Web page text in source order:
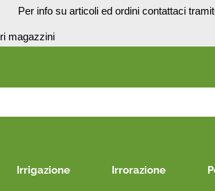
ed ordini contattaci
nei
il
poi
Irrigazione Irrorazione